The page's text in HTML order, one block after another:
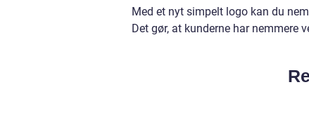
Med et nyt simpelt logo kan du
Det gør, at kunderne har nemmere